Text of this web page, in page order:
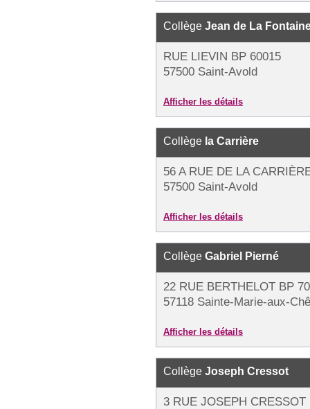
Collège Jean de La
RUE LIEVIN BP 60015
57500 Saint-Avold
Afficher les détails
Collège la Carrière
56 A RUE DE LA
57500 Saint-Avold
Afficher les détails
Collège Gabriel Pierné
22 RUE BERTHELOT BP
57118 Sainte-Marie-aux-
Afficher les détails
Collège Joseph Cressot
3 RUE JOSEPH CRESSOT